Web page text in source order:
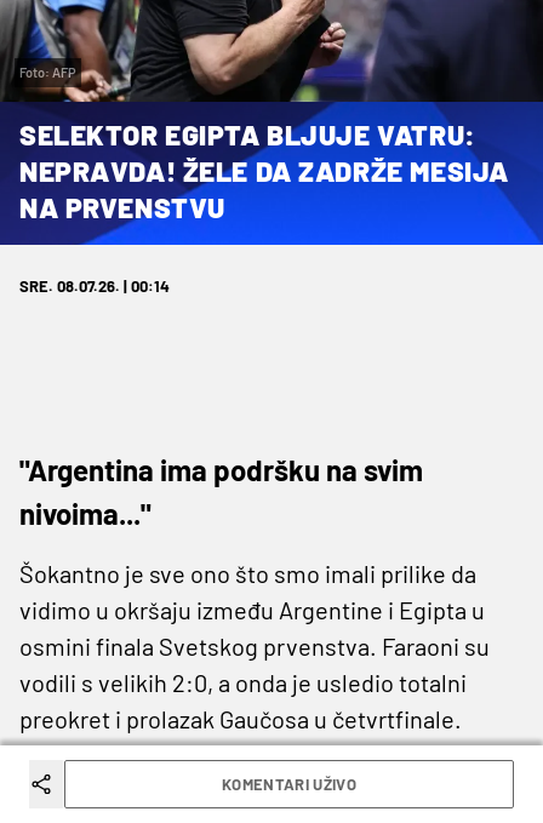
Foto: AFP
SELEKTOR EGIPTA BLJUJE VATRU:
NEPRAVDA! ŽELE DA ZADRŽE MESIJA
NA PRVENSTVU
SRE. 08.07.26. | 00:14
"Argentina ima podršku na svim
nivoima..."
Šokantno je sve ono što smo imali prilike da
vidimo u okršaju između Argentine i Egipta u
osmini finala Svetskog prvenstva. Faraoni su
vodili s velikih 2:0, a onda je usledio totalni
preokret i prolazak Gaučosa u četvrtfinale.
S jedne strane tuga, s druge euforija. Na jednoj
negodovanje, a na drugoj prepoznatljivi
KOMENTARI UŽIVO